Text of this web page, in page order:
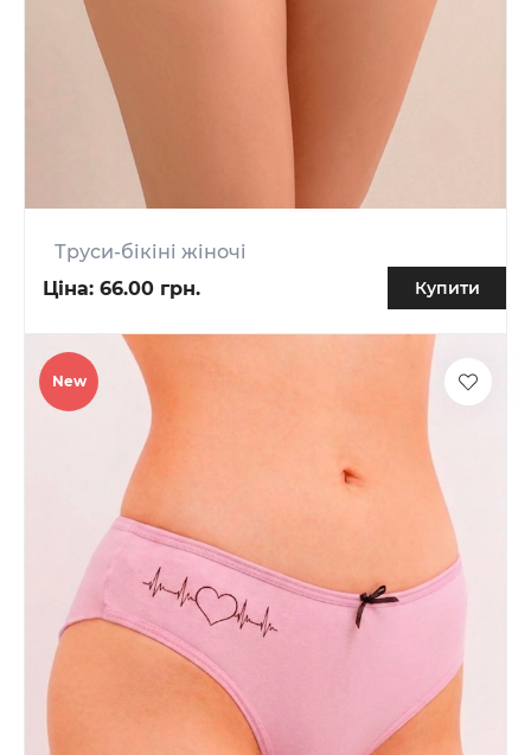
Труси-бікіні жіночі
Ціна: 66.00 грн. Купити
New